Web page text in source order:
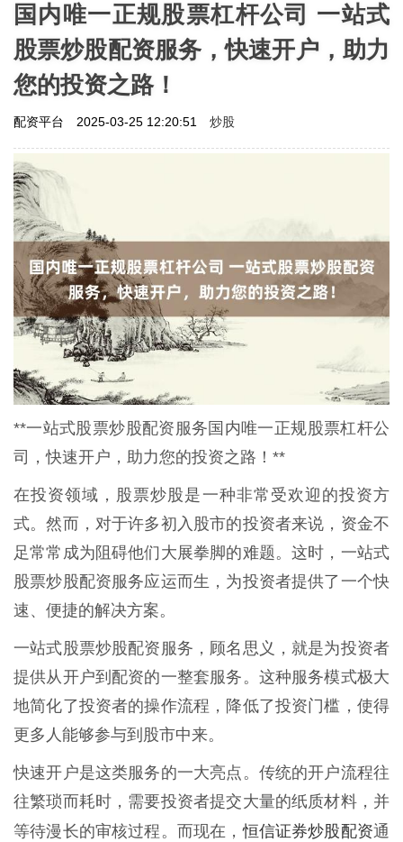
国内唯一正规股票杠杆公司 一站式
股票炒股配资服务，快速开户，助力
您的投资之路！
配资平台 2025-03-25 12:20:51 炒股
**一站式股票炒股配资服务国内唯一正规股票杠杆公
司，快速开户，助力您的投资之路！**
在投资领域，股票炒股是一种非常受欢迎的投资方
式。然而，对于许多初入股市的投资者来说，资金不
足常常成为阻碍他们大展拳脚的难题。这时，一站式
股票炒股配资服务应运而生，为投资者提供了一个快
速、便捷的解决方案。
一站式股票炒股配资服务，顾名思义，就是为投资者
提供从开户到配资的一整套服务。这种服务模式极大
地简化了投资者的操作流程，降低了投资门槛，使得
更多人能够参与到股市中来。
快速开户是这类服务的一大亮点。传统的开户流程往
往繁琐而耗时，需要投资者提交大量的纸质材料，并
等待漫长的审核过程。而现在，恒信证券炒股配资通